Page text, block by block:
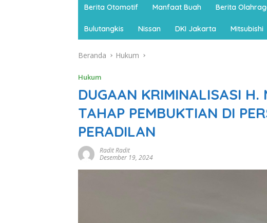
Berita Otomotif Manfaat Buah Berita
Bulutangkis Nissan DKI Jakarta Mitsubishi
Beranda Hukum
Hukum
DUGAAN KRIMINALISASI
TAHAP PEMBUKTIAN DI
PERADILAN
Radit Radit
Desember 19, 2024